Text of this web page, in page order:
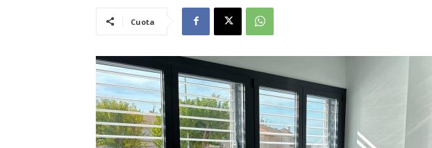
Cuota